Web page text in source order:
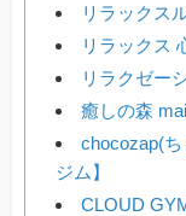
リラックス
リラックス
リラクゼー
癒しの森
chocozap(
ジム】
CLOUD